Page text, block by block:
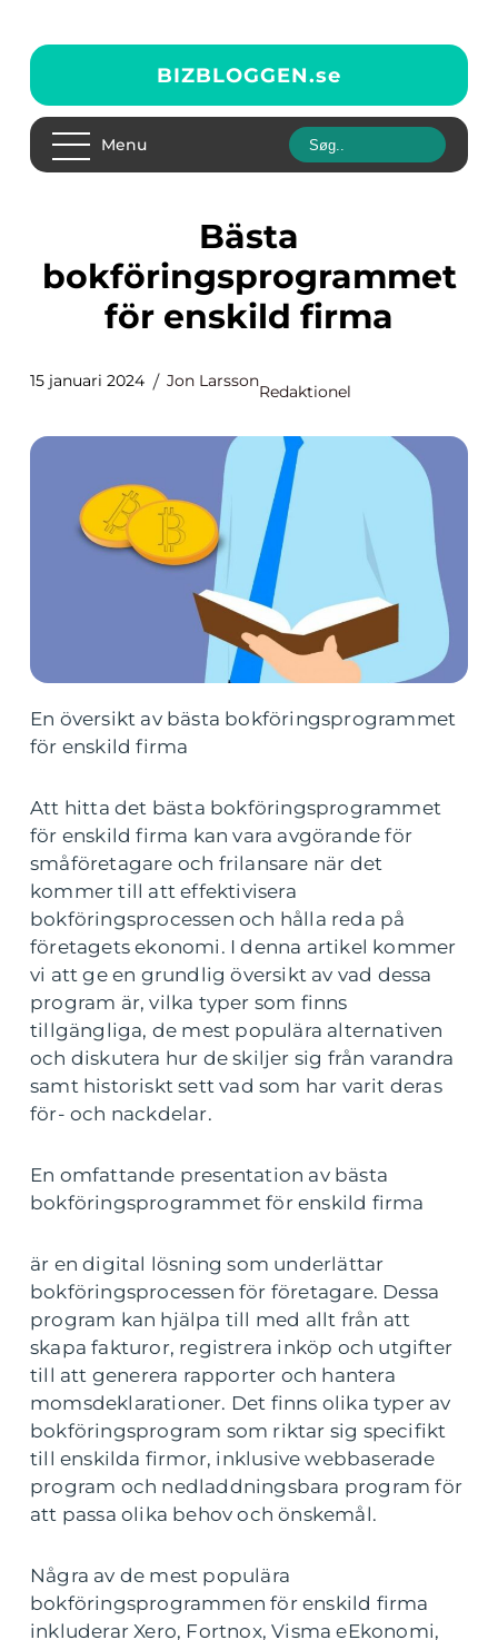
BIZBLOGGEN.se
Menu
Bästa
bokföringsprogrammet
för enskild firma
15 januari 2024 Jon Larsson
Redaktionel
En översikt av bästa bokföringsprogrammet
för enskild firma
Att hitta det bästa bokföringsprogrammet
för enskild firma kan vara avgörande för
småföretagare och frilansare när det
kommer till att effektivisera
bokföringsprocessen och hålla reda på
företagets ekonomi. I denna artikel kommer
vi att ge en grundlig översikt av vad dessa
program är, vilka typer som finns
tillgängliga, de mest populära alternativen
och diskutera hur de skiljer sig från varandra
samt historiskt sett vad som har varit deras
för- och nackdelar.
En omfattande presentation av bästa
bokföringsprogrammet för enskild firma
är en digital lösning som underlättar
bokföringsprocessen för företagare. Dessa
program kan hjälpa till med allt från att
skapa fakturor, registrera inköp och utgifter
till att generera rapporter och hantera
momsdeklarationer. Det finns olika typer av
bokföringsprogram som riktar sig specifikt
till enskilda firmor, inklusive webbaserade
program och nedladdningsbara program för
att passa olika behov och önskemål.
Några av de mest populära
bokföringsprogrammen för enskild firma
inkluderar Xero, Fortnox, Visma eEkonomi,